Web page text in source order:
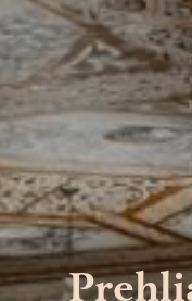
Prehliadky zámku
c
info